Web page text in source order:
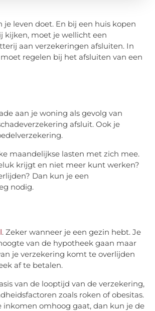
leven doet. En bij een huis kopen
kijken, moet je wellicht een
aan verzekeringen afsluiten. In
regelen bij het afsluiten van een
aan je woning als gevolg van
afsluit. Ook je
maandelijkse lasten met zich mee.
krijgt en niet meer kunt werken?
Dan kun je een
nodig.
. Zeker wanneer je een gezin hebt. Je
van de hypotheek gaan maar
je verzekering komt te overlijden
af te betalen.
van de looptijd van de verzekering,
zoals roken of obesitas.
omhoog gaat, dan kun je de